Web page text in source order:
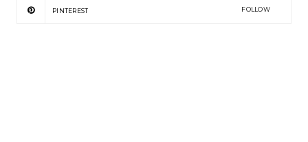
PINTEREST FOLLOW